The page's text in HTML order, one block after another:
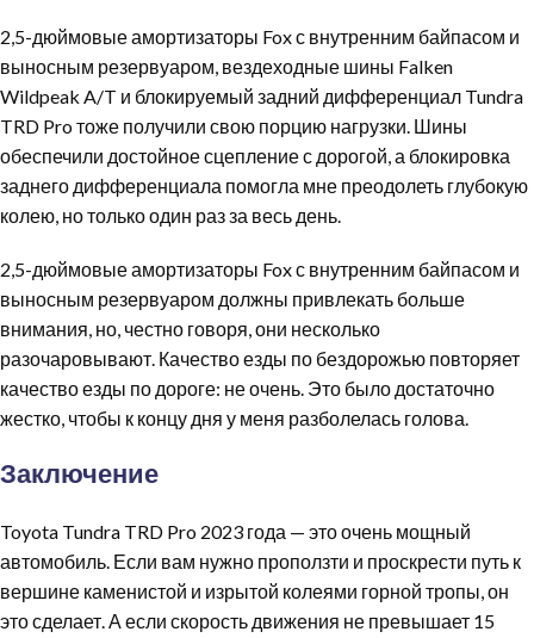
2,5-дюймовые амортизаторы Fox с внутренним байпасом и
выносным резервуаром, вездеходные шины Falken
Wildpeak A/T и блокируемый задний дифференциал Tundra
TRD Pro тоже получили свою порцию нагрузки. Шины
обеспечили достойное сцепление с дорогой, а блокировка
заднего дифференциала помогла мне преодолеть глубокую
колею, но только один раз за весь день.
2,5-дюймовые амортизаторы Fox с внутренним байпасом и
выносным резервуаром должны привлекать больше
внимания, но, честно говоря, они несколько
разочаровывают. Качество езды по бездорожью повторяет
качество езды по дороге: не очень. Это было достаточно
жестко, чтобы к концу дня у меня разболелась голова.
Заключение
Toyota Tundra TRD Pro 2023 года — это очень мощный
автомобиль. Если вам нужно проползти и проскрести путь к
вершине каменистой и изрытой колеями горной тропы, он
это сделает. А если скорость движения не превышает 15